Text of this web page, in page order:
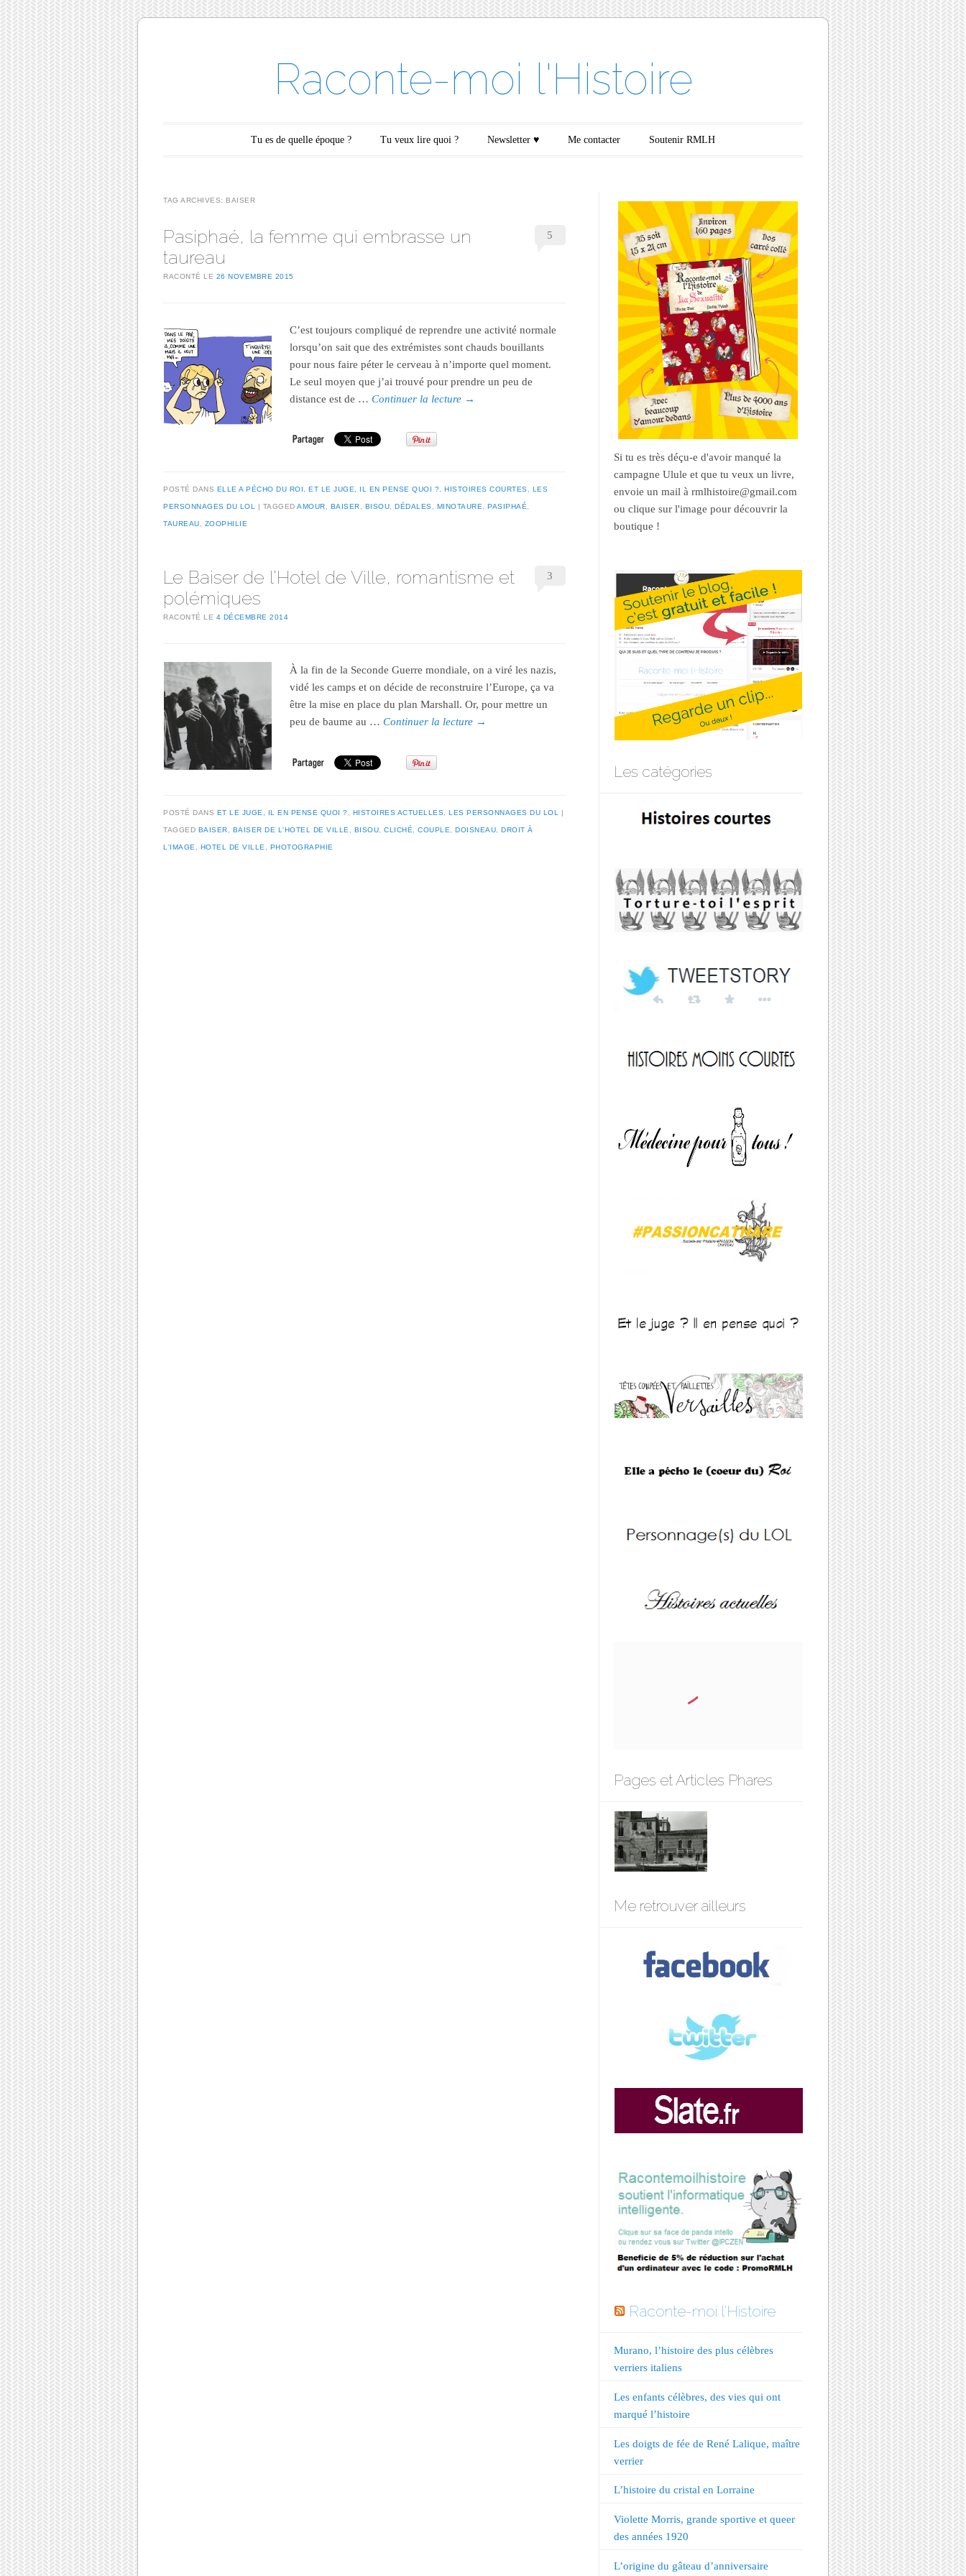
Raconte-moi l'Histoire
Main menuTu es de quelle époque ? Tu veux lire quoi ? Newsletter ♥ Me contacter Soutenir RMLH
TAG ARCHIVES: BAISER
Pasiphaé, la femme qui embrasse un
taureau
RACONTÉ LE 26 NOVEMBRE 2015
5
C’est toujours compliqué de reprendre une activité normale
lorsqu’on sait que des extrémistes sont chauds bouillants
pour nous faire péter le cerveau à n’importe quel moment.
Le seul moyen que j’ai trouvé pour prendre un peu de
distance est de …Continuer la lecture →
POSTÉ DANS ELLE A PÉCHO DU ROI ET LE JUGE, IL EN PENSE QUOI ? HISTOIRES COURTES LES
PERSONNAGES DU LOL TAGGED AMOUR BAISER BISOU DÉDALES MINOTAURE PASIPHAÉ
TAUREAU ZOOPHILIE
Le Baiser de l’Hotel de Ville, romantisme et
polémiques
RACONTÉ LE 4 DÉCEMBRE 2014
3
À la fin de la Seconde Guerre mondiale, on a viré les nazis,
vidé les camps et on décide de reconstruire l’Europe, ça va
être la mise en place du plan Marshall. Or, pour mettre un
peu de baume au …Continuer la lecture →
POSTÉ DANS ET LE JUGE, IL EN PENSE QUOI ? HISTOIRES ACTUELLES LES PERSONNAGES DU LOL
TAGGED BAISER BAISER DE L'HOTEL DE VILLE BISOU CLICHÉ COUPLE DOISNEAU DROIT À
L'IMAGE HOTEL DE VILLE PHOTOGRAPHIE
Si tu es très déçu-e d'avoir manqué la
campagne Ulule et que tu veux un livre,
envoie un mail à rmlhistoire@gmail.com
ou clique sur l'image pour découvrir la
boutique !
Les catégories
Pages et Articles Phares
Me retrouver ailleurs
Raconte-moi l'Histoire
Murano, l’histoire des plus célèbres
verriers italiens
Les enfants célèbres, des vies qui ont
marqué l’histoire
Les doigts de fée de René Lalique, maître
verrier
L’histoire du cristal en Lorraine
Violette Morris, grande sportive et queer
des années 1920
L’origine du gâteau d’anniversaire